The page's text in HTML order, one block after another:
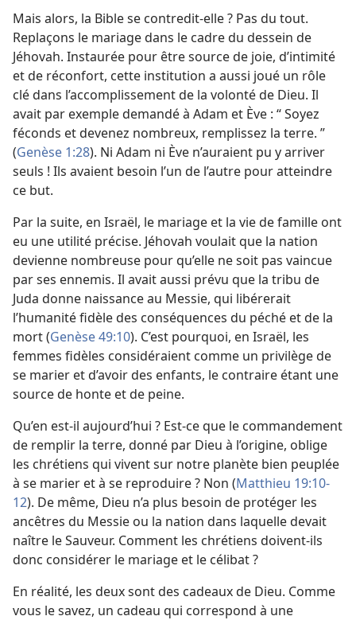
Mais alors, la Bible se contredit-​elle ? Pas du tout.
Replaçons le mariage dans le cadre du dessein de
Jéhovah. Instaurée pour être source de joie, d’intimité
et de réconfort, cette institution a aussi joué un rôle
clé dans l’accomplissement de la volonté de Dieu. Il
avait par exemple demandé à Adam et Ève : “ Soyez
féconds et devenez nombreux, remplissez la terre. ”
(Genèse 1:28). Ni Adam ni Ève n’auraient pu y arriver
seuls ! Ils avaient besoin l’un de l’autre pour atteindre
ce but.
Par la suite, en Israël, le mariage et la vie de famille ont
eu une utilité précise. Jéhovah voulait que la nation
devienne nombreuse pour qu’elle ne soit pas vaincue
par ses ennemis. Il avait aussi prévu que la tribu de
Juda donne naissance au Messie, qui libérerait
l’humanité fidèle des conséquences du péché et de la
mort (Genèse 49:10). C’est pourquoi, en Israël, les
femmes fidèles considéraient comme un privilège de
se marier et d’avoir des enfants, le contraire étant une
source de honte et de peine.
Qu’en est-​il aujourd’hui ? Est-​ce que le commandement
de remplir la terre, donné par Dieu à l’origine, oblige
les chrétiens qui vivent sur notre planète bien peuplée
à se marier et à se reproduire ? Non (Matthieu 19:10-
12). De même, Dieu n’a plus besoin de protéger les
ancêtres du Messie ou la nation dans laquelle devait
naître le Sauveur. Comment les chrétiens doivent-​ils
donc considérer le mariage et le célibat ?
En réalité, les deux sont des cadeaux de Dieu. Comme
vous le savez, un cadeau qui correspond à une